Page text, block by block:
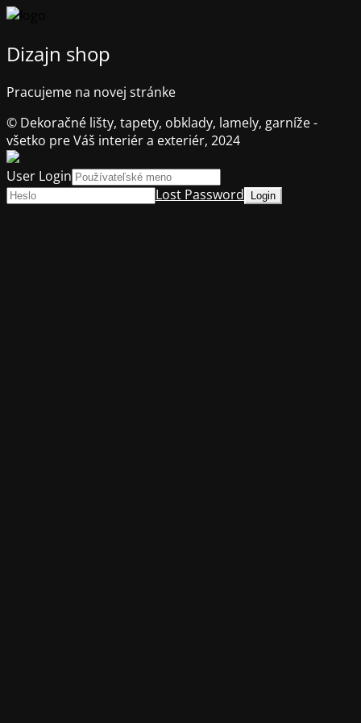
Dizajn shop
Pracujeme na novej stránke
© Dekoračné lišty, tapety, obklady, lamely, garníže -
všetko pre Váš interiér a exteriér, 2024
User Login
Lost Password